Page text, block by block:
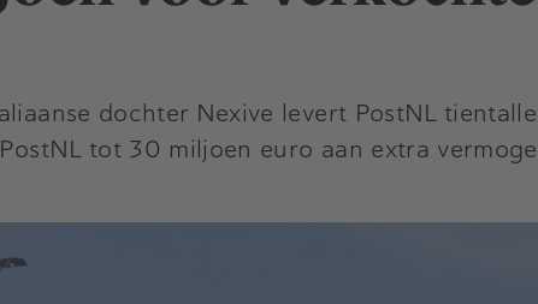
dochter Nexive levert PostNL
tot 30 miljoen euro aan extra